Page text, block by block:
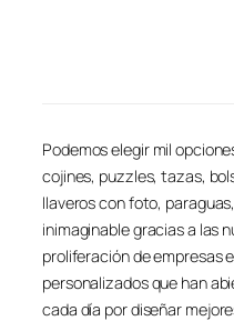
Podemos elegir mil
cojines, puzzles, tazas,
llaveros con foto,
inimaginable gracias a las
proliferación de empresas
personalizados que han
cada día por diseñar